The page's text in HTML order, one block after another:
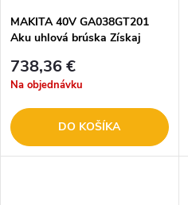
MAKITA 40V GA038GT201
Aku uhlová brúska Získaj
ZADARMO
738,36 €
Na objednávku
DO KOŠÍKA